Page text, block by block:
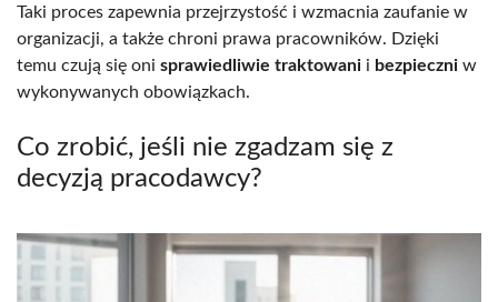
Taki proces zapewnia przejrzystość i wzmacnia zaufanie w
organizacji, a także chroni prawa pracowników. Dzięki
temu czują się oni sprawiedliwie traktowani i bezpieczni w
wykonywanych obowiązkach.
Co zrobić, jeśli nie zgadzam się z
decyzją pracodawcy?